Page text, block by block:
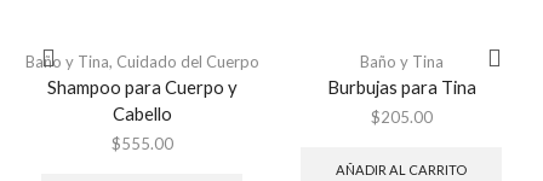
Baño y Tina, Cuidado del Cuerpo
Shampoo para Cuerpo y
Cabello
$555.00
Baño y Tina
Burbujas para Tina
$205.00
AÑADIR AL CARRITO